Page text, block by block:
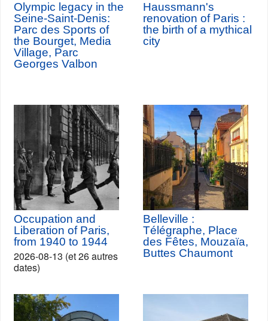
Olympic legacy in the
Seine-Saint-Denis:
Parc des Sports of
the Bourget, Media
Village, Parc
Georges Valbon
Haussmann's
renovation of Paris :
the birth of a mythical
city
Occupation and
Liberation of Paris,
from 1940 to 1944
2026-08-13 (et 26 autres
dates)
Belleville :
Télégraphe, Place
des Fêtes, Mouzaïa,
Buttes Chaumont